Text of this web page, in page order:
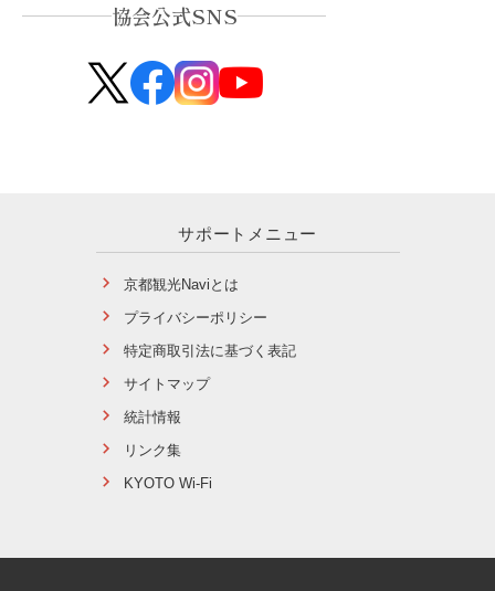
協会公式SNS
サポートメニュー
京都観光Naviとは
プライバシーポリシー
特定商取引法に基づく表記
サイトマップ
統計情報
リンク集
KYOTO Wi-Fi